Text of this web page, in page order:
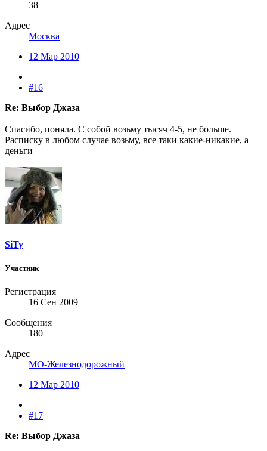
38
Адрес
Москва
12 Мар 2010
#16
Re: Выбор Джаза
Спасибо, поняла. С собой возьму тысяч 4-5, не больше.
Расписку в любом случае возьму, все таки какие-никакие, а
деньги
SiTy
Участник
Регистрация
16 Сен 2009
Сообщения
180
Адрес
МО-Железнодорожный
12 Мар 2010
#17
Re: Выбор Джаза